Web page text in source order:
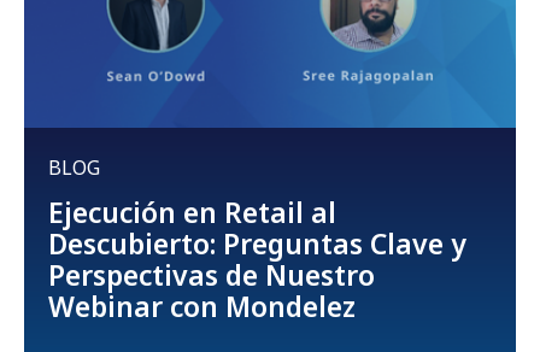
BLOG
Ejecución en Retail al
Descubierto: Preguntas Clave y
Perspectivas de Nuestro
Webinar con Mondelez